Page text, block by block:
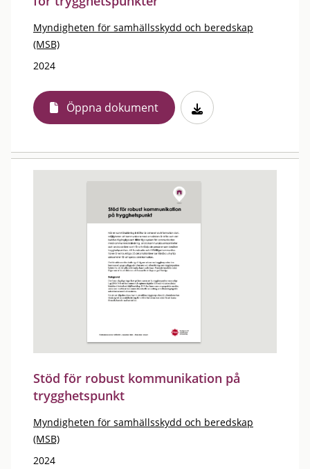
Myndigheten för samhällsskydd och beredskap
(MSB)
2024
Öppna dokument
Stöd för robust kommunikation på
trygghetspunkt
Myndigheten för samhällsskydd och beredskap
(MSB)
2024